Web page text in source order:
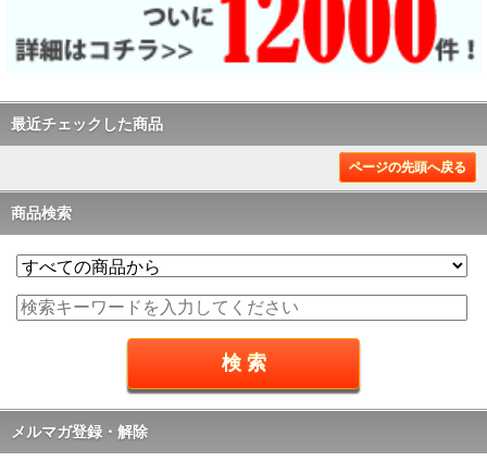
最近チェックした商品
ページの先頭へ戻る
商品検索
メルマガ登録・解除